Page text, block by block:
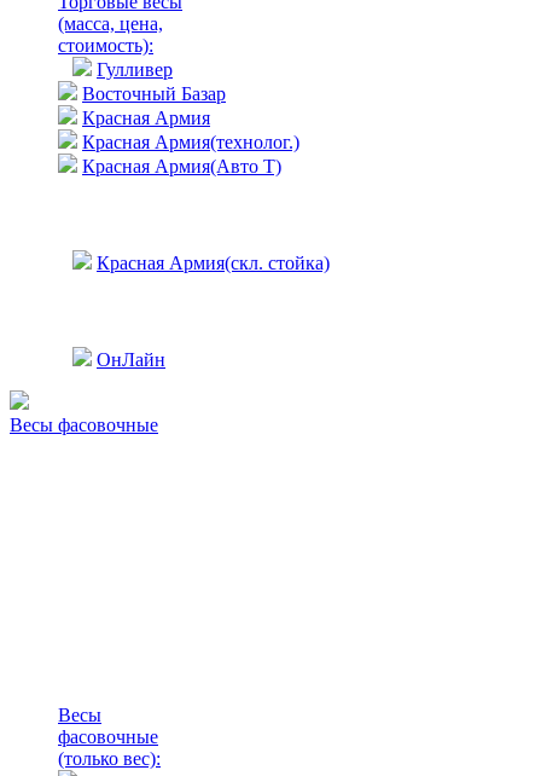
(масса, цена,
стоимость):
Гулливер
Восточный Базар
Красная Армия
Красная Армия(технолог.)
Красная Армия(Авто Т)
Красная Армия(скл. стойка)
ОнЛайн
Весы фасовочные
Весы
фасовочные
(только вес):